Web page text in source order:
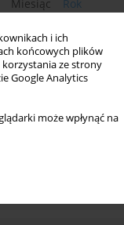
i ich
końcowych plików
korzystania ze strony
Google Analytics
może wpłynąć na
Miesiąc
Rok
Leczenie
leków nasennych na
Fałszywie dodatnie
narkotykowych u
leki psychotropowe
Wortioksetyna –
farmakologiczne i
zaburzeniach